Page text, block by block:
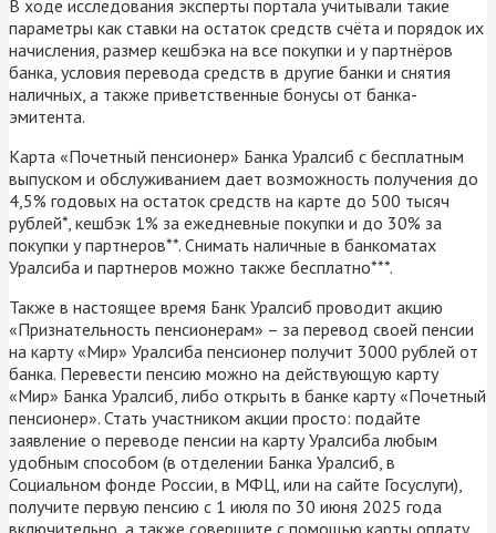
В ходе исследования эксперты портала учитывали такие
параметры как ставки на остаток средств счёта и порядок их
начисления, размер кешбэка на все покупки и у партнёров
банка, условия перевода средств в другие банки и снятия
наличных, а также приветственные бонусы от банка-
эмитента.
Карта «Почетный пенсионер» Банка Уралсиб с бесплатным
выпуском и обслуживанием дает возможность получения до
4,5% годовых на остаток средств на карте до 500 тысяч
рублей*, кешбэк 1% за ежедневные покупки и до 30% за
покупки у партнеров**. Снимать наличные в банкоматах
Уралсиба и партнеров можно также бесплатно***.
Также в настоящее время Банк Уралсиб проводит акцию
«Признательность пенсионерам» – за перевод своей пенсии
на карту «Мир» Уралсиба пенсионер получит 3000 рублей от
банка. Перевести пенсию можно на действующую карту
«Мир» Банка Уралсиб, либо открыть в банке карту «Почетный
пенсионер». Стать участником акции просто: подайте
заявление о переводе пенсии на карту Уралсиба любым
удобным способом (в отделении Банка Уралсиб, в
Социальном фонде России, в МФЦ, или на сайте Госуслуги),
получите первую пенсию с 1 июля по 30 июня 2025 года
включительно, а также совершите с помощью карты оплату